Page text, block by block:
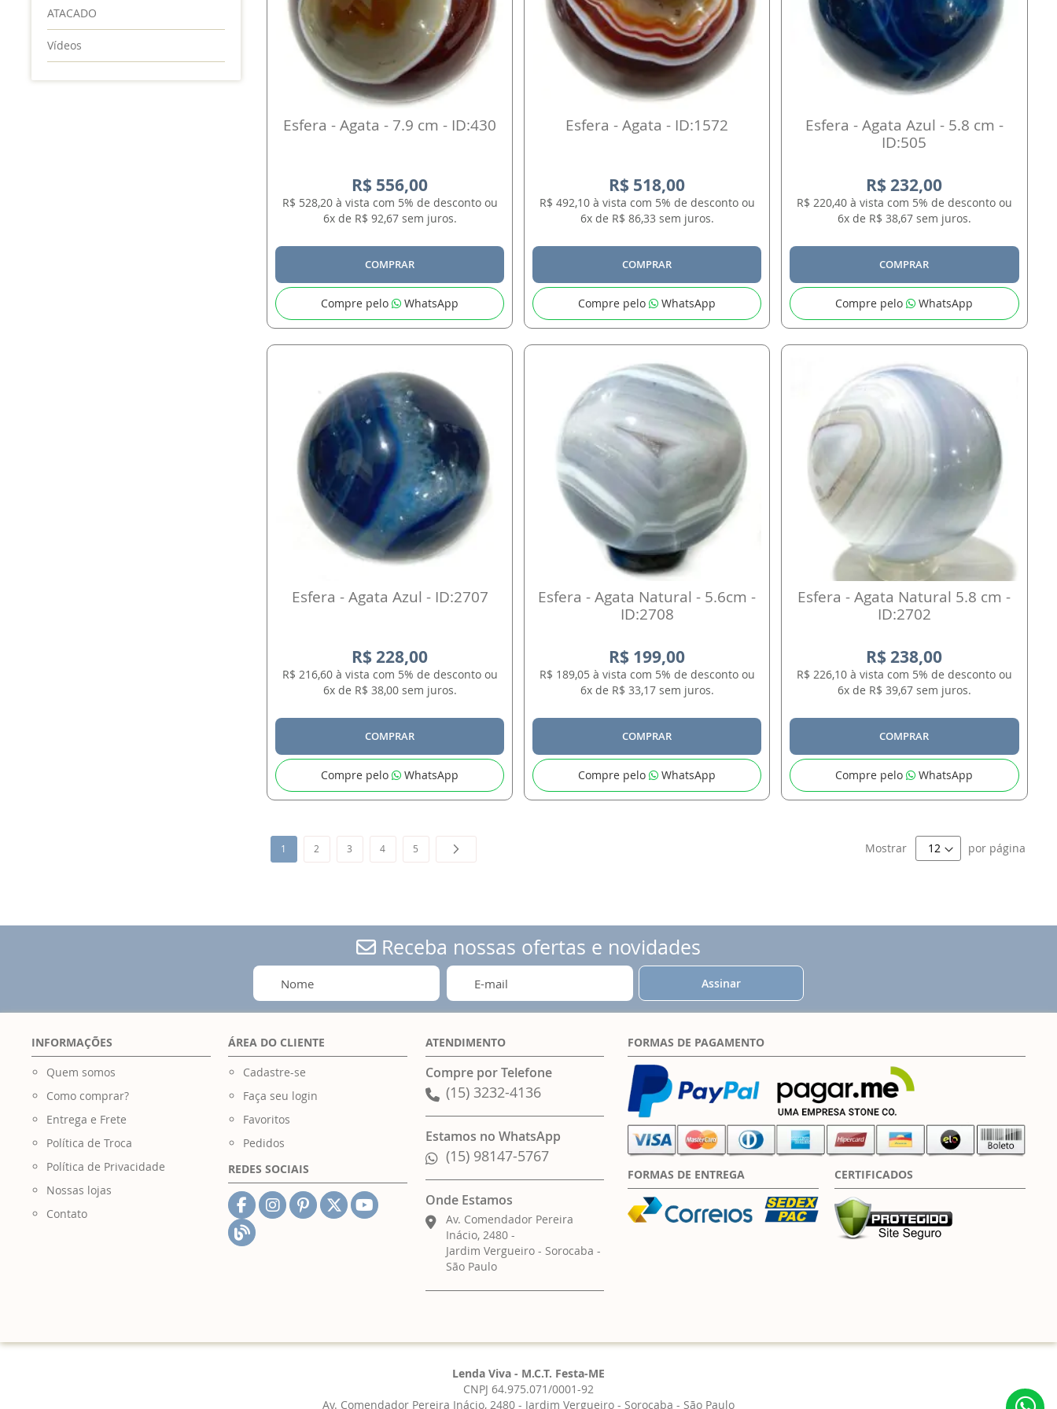
Esfera - Agata - 7.9 cm - ID:430
R$ 556,00
R$ 528,20 à vista com 5% de desconto ou
6x de R$ 92,67 sem juros.
COMPRAR
Compre pelo WhatsApp
Esfera - Agata - ID:1572
R$ 518,00
R$ 492,10 à vista com 5% de desconto ou
6x de R$ 86,33 sem juros.
COMPRAR
Compre pelo WhatsApp
Esfera - Agata Azul - 5.8 cm -
ID:505
R$ 232,00
R$ 220,40 à vista com 5% de desconto ou
6x de R$ 38,67 sem juros.
COMPRAR
Compre pelo WhatsApp
Esfera - Agata Azul - ID:2707
R$ 228,00
R$ 216,60 à vista com 5% de desconto ou
6x de R$ 38,00 sem juros.
COMPRAR
Compre pelo WhatsApp
Esfera - Agata Natural - 5.6cm -
ID:2708
R$ 199,00
R$ 189,05 à vista com 5% de desconto ou
6x de R$ 33,17 sem juros.
COMPRAR
Compre pelo WhatsApp
Esfera - Agata Natural 5.8 cm -
ID:2702
R$ 238,00
R$ 226,10 à vista com 5% de desconto ou
6x de R$ 39,67 sem juros.
COMPRAR
Compre pelo WhatsApp
Página
Você esta lendo a pagina
1 Página
2 Página
3 Página
4 Página
5 Mostrar por página
ATACADO
Vídeos
Receba nossas ofertas e novidades
Assinar
INFORMAÇÕES
Quem somos
Como comprar?
Entrega e Frete
Política de Troca
Política de Privacidade
Nossas lojas
Contato
ÁREA DO CLIENTE
Cadastre-se
Faça seu login
Favoritos
Pedidos
REDES SOCIAIS
ATENDIMENTO
Compre por Telefone
(15) 3232-4136
Estamos no WhatsApp
(15) 98147-5767
Onde Estamos
Av. Comendador Pereira
Inácio, 2480 -
Jardim Vergueiro - Sorocaba -
São Paulo
FORMAS DE PAGAMENTO
FORMAS DE ENTREGA CERTIFICADOS
Lenda Viva - M.C.T. Festa-ME
CNPJ 64.975.071/0001-92
Av. Comendador Pereira Inácio, 2480 - Jardim Vergueiro - Sorocaba - São Paulo